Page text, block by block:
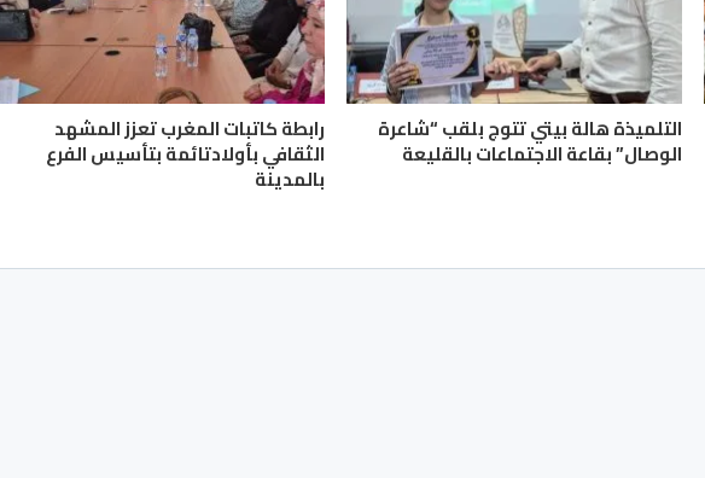
التلميذة هالة بيتي تتوج بلقب “شاعرة
الوصال” بقاعة الاجتماعات بالقليعة
رابطة كاتبات المغرب تعزز المشهد
الثقافي بأولادتائمة بتأسيس الفرع
بالمدينة